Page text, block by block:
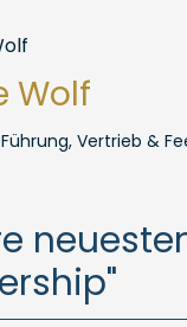
Wolf
Vertrieb &